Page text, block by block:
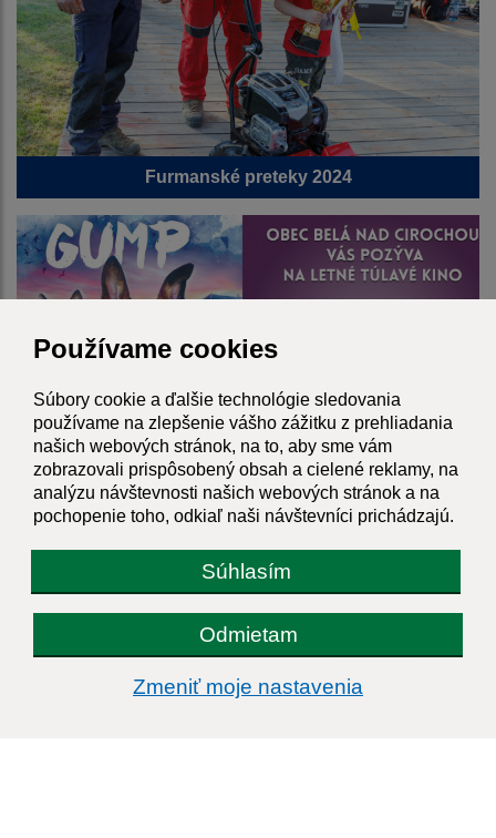
Používame cookies
Súbory cookie a ďalšie technológie sledovania
používame na zlepšenie vášho zážitku z prehliadania
našich webových stránok, na to, aby sme vám
zobrazovali prispôsobený obsah a cielené reklamy, na
analýzu návštevnosti našich webových stránok a na
pochopenie toho, odkiaľ naši návštevníci prichádzajú.
Súhlasím
Odmietam
Zmeniť moje nastavenia
Furmanské preteky 2024
Letné kino v Topovnom 2024